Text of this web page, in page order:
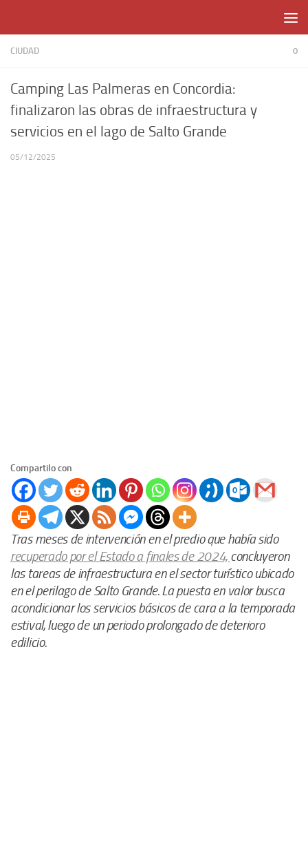
CIUDAD 0
Camping Las Palmeras en Concordia:
finalizaron las obras de infraestructura y
servicios en el lago de Salto Grande
05/12/2025
Compartilo con
Tras meses de intervención en el predio que había sido
recuperado por el Estado a finales de 2024, concluyeron
las tareas de infraestructura en el sector turístico ubicado
en el perilago de Salto Grande. La puesta en valor busca
acondicionar los servicios básicos de cara a la temporada
estival, luego de un periodo prolongado de deterioro
edilicio.